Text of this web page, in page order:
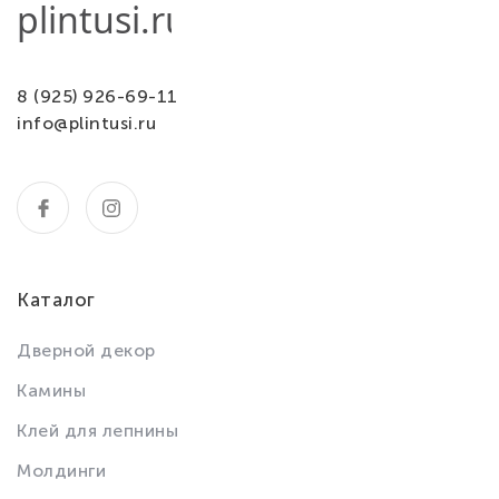
8 (925) 926-69-11
info@plintusi.ru
Каталог
Дверной декор
Камины
Клей для лепнины
Молдинги